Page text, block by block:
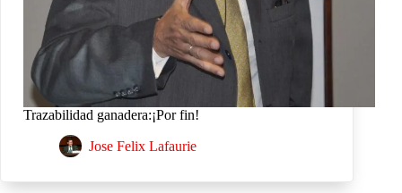
Trazabilidad ganadera:¡Por fin!
Jose Felix Lafaurie